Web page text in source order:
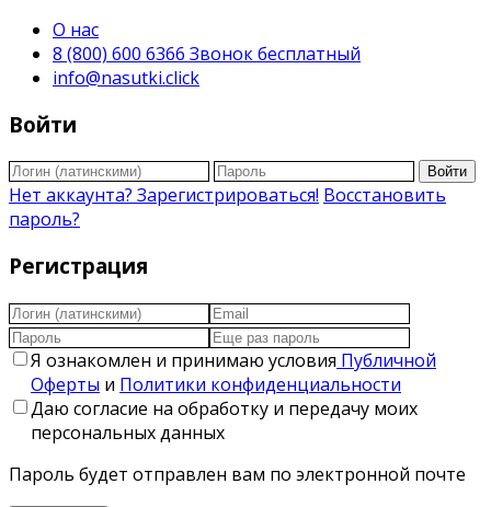
О нас
8 (800) 600 6366 Звонок бесплатный
info@nasutki.click
Войти
Войти
Нет аккаунта? Зарегистрироваться! Восстановить
пароль?
Регистрация
Я ознакомлен и принимаю условия Публичной
Оферты и Политики конфиденциальности
Даю согласие на обработку и передачу моих
персональных данных
Пароль будет отправлен вам по электронной почте